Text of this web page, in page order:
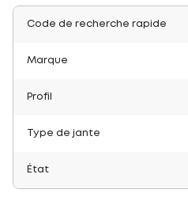
Code de recherche rapide
Marque
Profil
Type de jante
État